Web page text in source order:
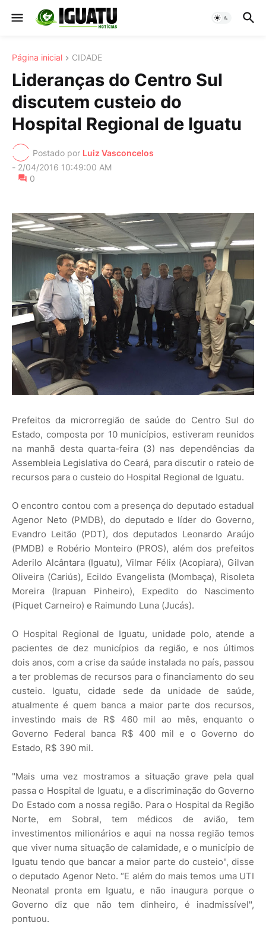
Página inicial CIDADE
Lideranças do Centro Sul
discutem custeio do
Hospital Regional de Iguatu
Postado por Luiz Vasconcelos
- 2/04/2016 10:49:00 AM
0
Prefeitos da microrregião de saúde do Centro Sul do
Estado, composta por 10 municípios, estiveram reunidos
na manhã desta quarta-feira (3) nas dependências da
Assembleia Legislativa do Ceará, para discutir o rateio de
recursos para o custeio do Hospital Regional de Iguatu.
O encontro contou com a presença do deputado estadual
Agenor Neto (PMDB), do deputado e líder do Governo,
Evandro Leitão (PDT), dos deputados Leonardo Araújo
(PMDB) e Robério Monteiro (PROS), além dos prefeitos
Aderilo Alcântara (Iguatu), Vilmar Félix (Acopiara), Gilvan
Oliveira (Cariús), Ecildo Evangelista (Mombaça), Risoleta
Moreira (Irapuan Pinheiro), Expedito do Nascimento
(Piquet Carneiro) e Raimundo Luna (Jucás).
O Hospital Regional de Iguatu, unidade polo, atende a
pacientes de dez municípios da região, e nos últimos
dois anos, com a crise da saúde instalada no país, passou
a ter problemas de recursos para o financiamento do seu
custeio. Iguatu, cidade sede da unidade de saúde,
atualmente é quem banca a maior parte dos recursos,
investindo mais de R$ 460 mil ao mês, enquanto o
Governo Federal banca R$ 400 mil e o Governo do
Estado, R$ 390 mil.
"Mais uma vez mostramos a situação grave pela qual
passa o Hospital de Iguatu, e a discriminação do Governo
Do Estado com a nossa região. Para o Hospital da Região
Norte, em Sobral, tem médicos de avião, tem
investimentos milionários e aqui na nossa região temos
que viver numa situação de calamidade, e o município de
Iguatu tendo que bancar a maior parte do custeio", disse
o deputado Agenor Neto. “E além do mais temos uma UTI
Neonatal pronta em Iguatu, e não inaugura porque o
Governo diz que não tem dinheiro, é inadmissível",
pontuou.